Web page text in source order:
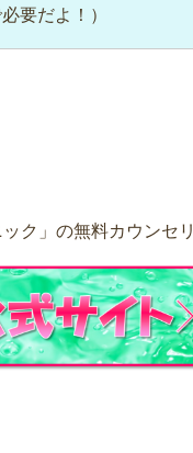
要だよ！）
ック」の無料カウンセ